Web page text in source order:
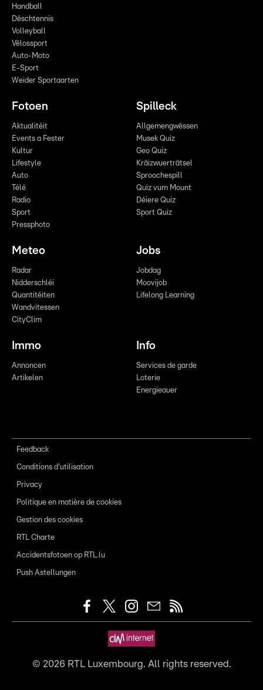
Handball
Dëschtennis
Volleyball
Vëlossport
Auto-Moto
E-Sport
Weider Sportaarten
Fotoen
Aktualitéit
Events a Fester
Kultur
Lifestyle
Auto
Télé
Radio
Sport
Pressphoto
Spilleck
Allgemengwëssen
Musek Quiz
Geo Quiz
Kräizwuerträtsel
Sproochespill
Quiz vum Mount
Déiere Quiz
Sport Quiz
Meteo
Radar
Nidderschléi
Quantitéiten
Wandvitessen
CityClim
Jobs
Jobdag
Moovijob
Lifelong Learning
Immo
Annoncen
Artikelen
Info
Services de garde
Loterie
Energieauer
Feedback
Conditions d'utilisation
Privacy
Politique en matière de cookies
Gestion des cookies
RTL Charte
Accidentsfotoen op RTL.lu
Push Astellungen
© 2026RTL Luxembourg. All rights reserved.